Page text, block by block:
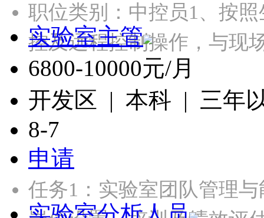
职位类别：中控员1、按
控及远程控制操作，与
实验室主管
6800-10000元/月
开发区 | 本科 | 三年
8-7
申请
任务1：实验室团队管理